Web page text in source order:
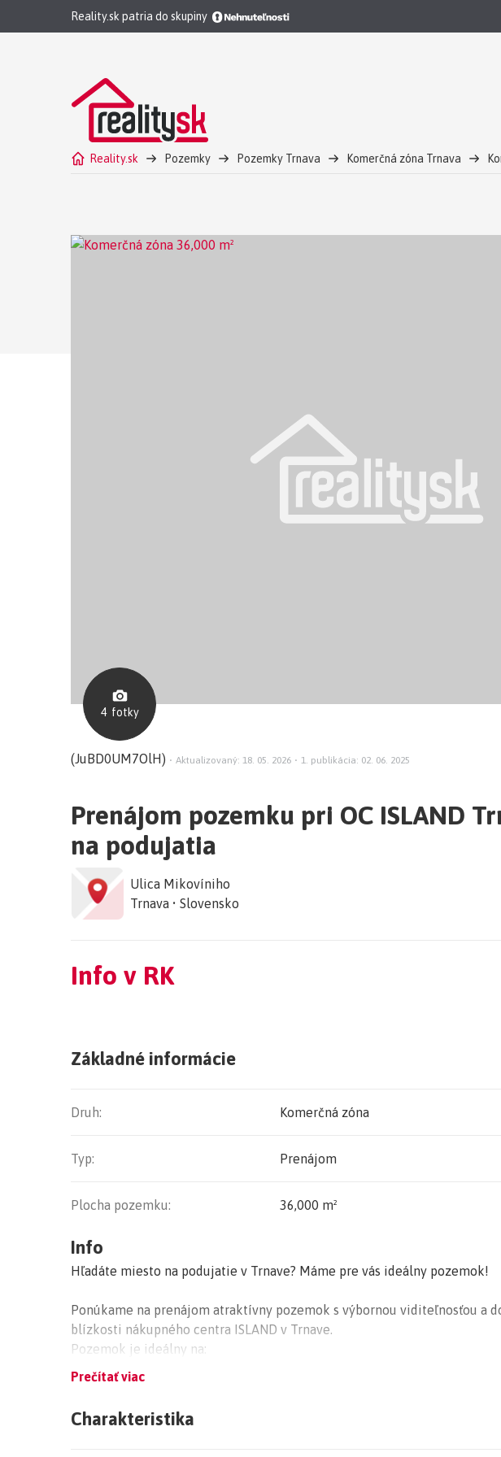
Reality.sk patria do skupiny
Reality.sk Pozemky Pozemky Trnava Komerčná zóna Trnava
4 fotky
(JuBD0UM7OlH) • Aktualizovaný: 18. 05. 2026 • 1. publikácia: 02. 06. 2025
Prenájom pozemku pri OC ISLAND
na podujatia
Ulica Mikovíniho
Trnava • Slovensko
Info v RK
Základné informácie
Druh: Komerčná zóna
Typ: Prenájom
Plocha pozemku: 36,000 m²
Info
Hľadáte miesto na podujatie v Trnave? Máme pre vás ideálny pozemok!
Ponúkame na prenájom atraktívny pozemok s výbornou viditeľnosťou a
blízkosti nákupného centra ISLAND v Trnave.
Pozemok je ideálny na:
-cirkusy
- kultúrne a spoločenské akcie
Prečítať viac
Charakteristika